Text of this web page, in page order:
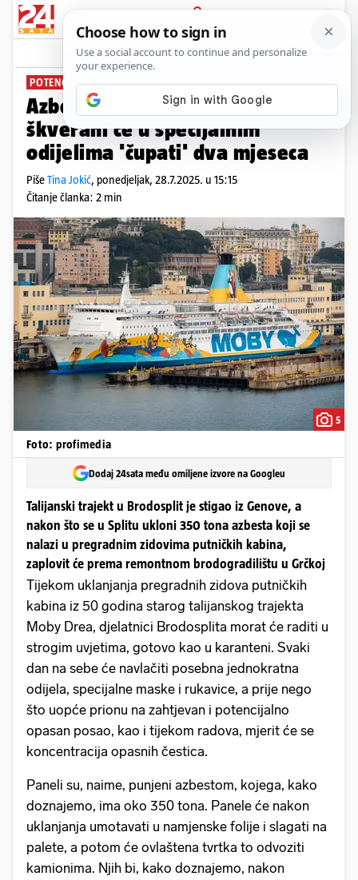
PRIJAVA
News Komentari
POTENCIJALNA OPASNOST
Azbest iz broda Moby Drea
škverani će u specijalnim
odijelima 'čupati' dva mjeseca
PišeTina Jokić, ponedjeljak, 28.7.2025. u 15:15
Čitanje članka: 2 min
5
Foto: profimedia
Dodaj 24sata među omiljene izvore na Googleu
Talijanski trajekt u Brodosplit je stigao iz Genove, a
nakon što se u Splitu ukloni 350 tona azbesta koji se
nalazi u pregradnim zidovima putničkih kabina,
zaplovit će prema remontnom brodogradilištu u Grčkoj
Tijekom uklanjanja pregradnih zidova putničkih
kabina iz 50 godina starog talijanskog trajekta
Moby Drea, djelatnici Brodosplita morat će raditi u
strogim uvjetima, gotovo kao u karanteni. Svaki
dan na sebe će navlačiti posebna jednokratna
odijela, specijalne maske i rukavice, a prije nego
što uopće prionu na zahtjevan i potencijalno
opasan posao, kao i tijekom radova, mjerit će se
koncentracija opasnih čestica.
Paneli su, naime, punjeni azbestom, kojega, kako
doznajemo, ima oko 350 tona. Panele će nakon
uklanjanja umotavati u namjenske folije i slagati na
palete, a potom će ovlaštena tvrtka to odvoziti
kamionima. Njih bi, kako doznajemo, nakon